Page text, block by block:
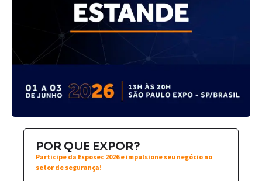
POR QUE EXPOR?
Participe da Exposec 2026 e impulsione seu negócio no
setor de segurança!